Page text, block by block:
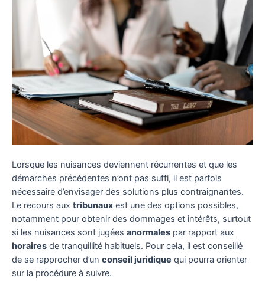
Lorsque les nuisances deviennent récurrentes et que les
démarches précédentes n’ont pas suffi, il est parfois
nécessaire d’envisager des solutions plus contraignantes.
Le recours aux tribunaux est une des options possibles,
notamment pour obtenir des dommages et intérêts, surtout
si les nuisances sont jugées anormales par rapport aux
horaires de tranquillité habituels. Pour cela, il est conseillé
de se rapprocher d’un conseil juridique qui pourra orienter
sur la procédure à suivre.